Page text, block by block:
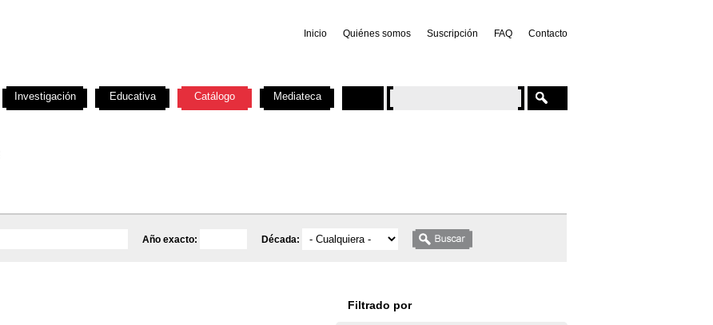
Inicio Quiénes somos Suscripción FAQ Contacto
Año exacto: Década:
Filtrado por
Investigación Educativa Catálogo Mediateca